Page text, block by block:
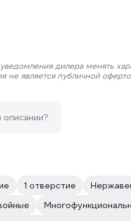
дилера менять
не является публичной
1 отверстие